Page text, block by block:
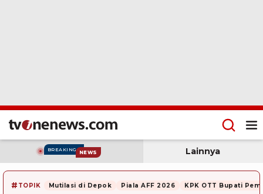
BREAKING NEWS Lainnya
# TOPIK Mutilasi di Depok Piala AFF 2026 KPK OTT Bupati